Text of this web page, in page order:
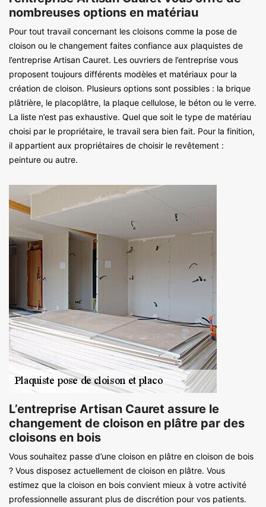
nombreuses options en matériau
Pour tout travail concernant les cloisons comme la pose de
cloison ou le changement faites confiance aux plaquistes de
l’entreprise Artisan Cauret. Les ouvriers de l’entreprise vous
proposent toujours différents modèles et matériaux pour la
création de cloison. Plusieurs options sont possibles : la brique
plâtrière, le placoplâtre, la plaque cellulose, le béton ou le verre.
La liste n’est pas exhaustive. Quel que soit le type de matériau
choisi par le propriétaire, le travail sera bien fait. Pour la finition,
il appartient aux propriétaires de choisir le revêtement :
peinture ou autre.
L’entreprise Artisan Cauret assure le
changement de cloison en plâtre par des
cloisons en bois
Vous souhaitez passe d’une cloison en plâtre en cloison de bois
? Vous disposez actuellement de cloison en plâtre. Vous
estimez que la cloison en bois convient mieux à votre activité
professionnelle assurant plus de discrétion pour vos patients.